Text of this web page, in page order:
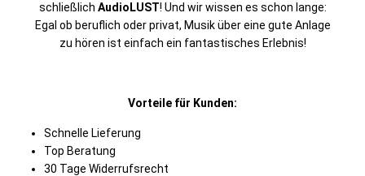
schließlich AudioLUST! Und wir wissen es schon lange:
Egal ob beruflich oder privat, Musik über eine gute Anlage
zu hören ist einfach ein fantastisches Erlebnis!
Vorteile für Kunden:
Schnelle Lieferung
Top Beratung
30 Tage Widerrufsrecht